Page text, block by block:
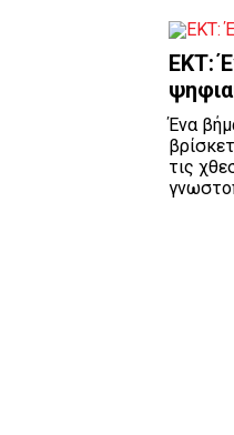
ΕΚΤ:
Ένα
τις